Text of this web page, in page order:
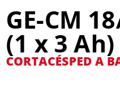
GE-CM
(1 x 3 Ah)
CORTACÉSPED A